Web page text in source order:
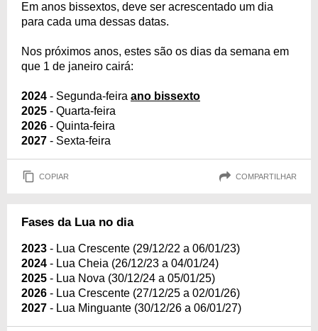
Em anos bissextos, deve ser acrescentado um dia
para cada uma dessas datas.
Nos próximos anos, estes são os dias da semana em
que 1 de janeiro cairá:
2024 - Segunda-feira ano bissexto
2025 - Quarta-feira
2026 - Quinta-feira
2027 - Sexta-feira
COPIAR COMPARTILHAR
Fases da Lua no dia
2023 - Lua Crescente (29/12/22 a 06/01/23)
2024 - Lua Cheia (26/12/23 a 04/01/24)
2025 - Lua Nova (30/12/24 a 05/01/25)
2026 - Lua Crescente (27/12/25 a 02/01/26)
2027 - Lua Minguante (30/12/26 a 06/01/27)